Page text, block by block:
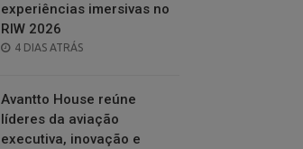
experiências imersivas no
RIW 2026
POSTED
4 DIAS ATRÁS
Avantto House reúne
líderes da aviação
executiva, inovação e